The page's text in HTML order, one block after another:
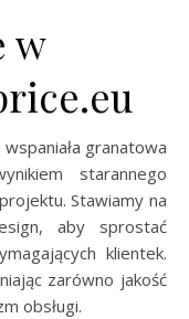
w
granatowa
starannego
Stawiamy na
aby sprostać
klientek.
zarówno jakość
obsługi.